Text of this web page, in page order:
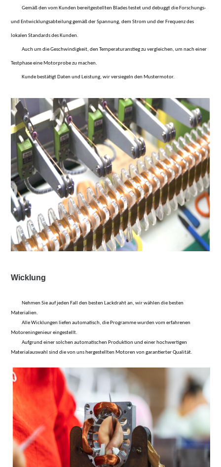
Gemäß den vom Kunden bereitgestellten Blades testet und debuggt die Forschungs-
und Entwicklungsabteilung gemäß der Spannung, dem Strom und der Frequenz des
lokalen Standards des Kunden.
Auch um die Geschwindigkeit, den Temperaturanstieg zu vergleichen, um nach einer
Testphase eine Motorprobe zu machen.
Kunde bestätigt Daten und Leistung, wir versiegeln den Mustermotor.
Wicklung
Nehmen Sie auf jeden Fall den besten Lackdraht an, wir wählen die besten
Materialien.
Alle Wicklungen liefen automatisch, die Programme wurden vom erfahrenen
Motoreningenieur eingestellt.
Aufgrund einer solchen automatischen Produktion und einer hochwertigen
Materialauswahl sind die von uns hergestellten Motoren von garantierter Qualität.